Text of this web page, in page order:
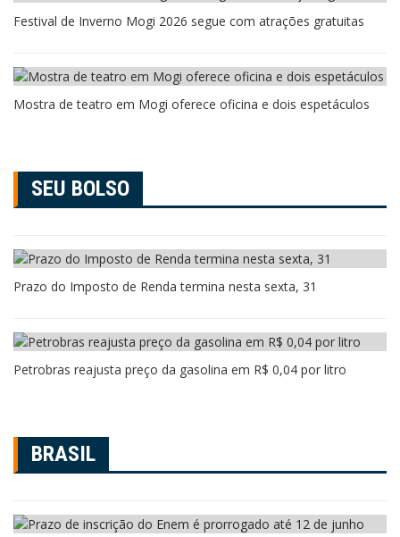
Festival de Inverno Mogi 2026 segue com atrações gratuitas
Mostra de teatro em Mogi oferece oficina e dois espetáculos
SEU BOLSO
Prazo do Imposto de Renda termina nesta sexta, 31
Petrobras reajusta preço da gasolina em R$ 0,04 por litro
BRASIL